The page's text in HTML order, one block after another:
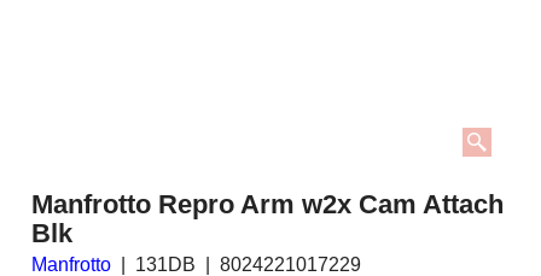
Manfrotto Repro Arm w2x Cam Attach
Blk
Manfrotto 131DB
8024221017229